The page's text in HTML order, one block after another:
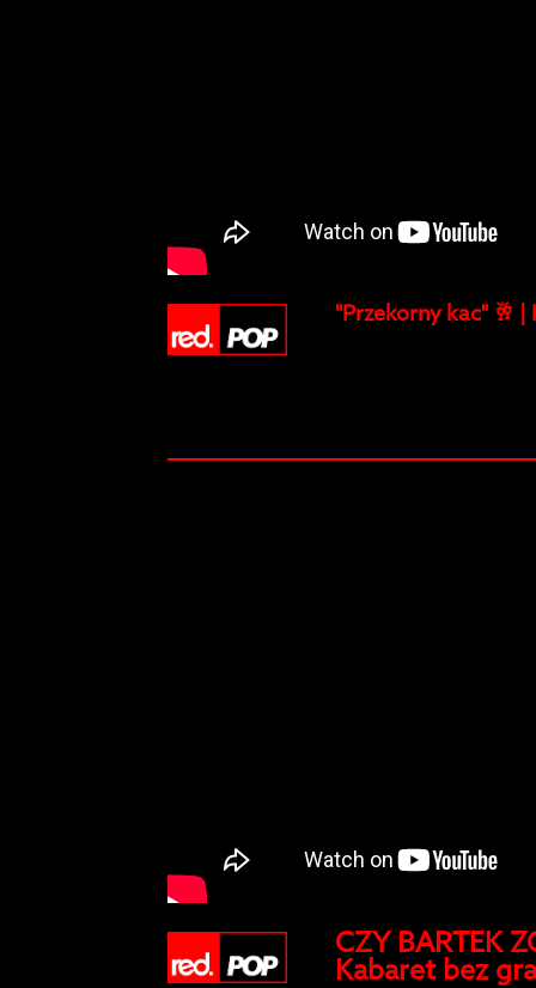
"Przekorny kac" 🥂 |
CZY BARTEK
Kabaret bez